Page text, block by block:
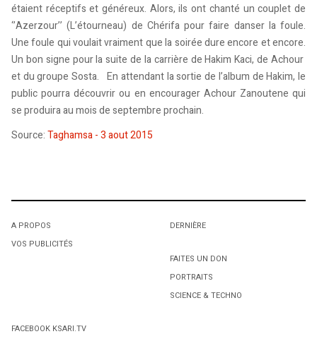
étaient réceptifs et généreux. Alors, ils ont chanté un couplet de
‘’Azerzour’’ (L’étourneau) de Chérifa pour faire danser la foule.
Une foule qui voulait vraiment que la soirée dure encore et encore.
Un bon signe pour la suite de la carrière de Hakim Kaci, de Achour
et du groupe Sosta. En attendant la sortie de l’album de Hakim, le
public pourra découvrir ou en encourager Achour Zanoutene qui
se produira au mois de septembre prochain.
Source:Taghamsa - 3 aout 2015
A PROPOS
VOS PUBLICITÉS
DERNIÈRE
FAITES UN DON
PORTRAITS
SCIENCE & TECHNO
FACEBOOK KSARI.TV